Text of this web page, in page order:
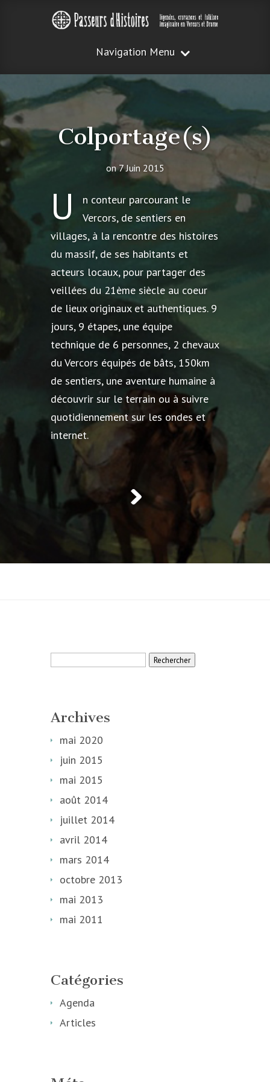
Navigation Menu
Colportage(s)
on 7 Juin 2015
U
n conteur parcourant le
Vercors, de sentiers en
villages, à la rencontre des histoires
du massif, de ses habitants et
acteurs locaux, pour partager des
veillées du 21ème siècle au coeur
de lieux originaux et authentiques. 9
jours, 9 étapes, une équipe
technique de 6 personnes, 2 chevaux
du Vercors équipés de bâts, 150km
de sentiers, une aventure humaine à
découvrir sur le terrain ou à suivre
quotidiennement sur les ondes et
internet.
Rechercher :
Archives
mai 2020
juin 2015
mai 2015
août 2014
juillet 2014
avril 2014
mars 2014
octobre 2013
mai 2013
mai 2011
Catégories
Agenda
Articles